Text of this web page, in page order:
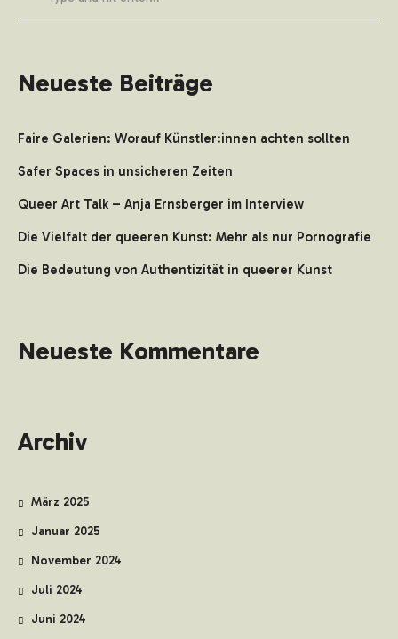
Neueste Beiträge
Faire Galerien: Worauf Künstler:innen achten sollten
Safer Spaces in unsicheren Zeiten
Queer Art Talk – Anja Ernsberger im Interview
Die Vielfalt der queeren Kunst: Mehr als nur Pornografie
Die Bedeutung von Authentizität in queerer Kunst
Neueste Kommentare
Archiv
März 2025
Januar 2025
November 2024
Juli 2024
Juni 2024